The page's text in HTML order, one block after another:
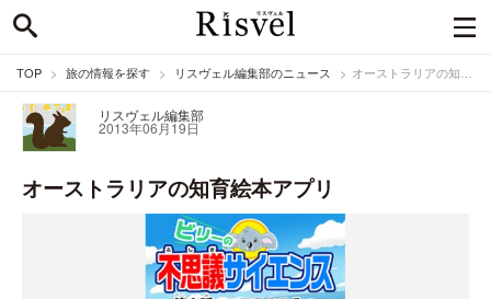
TOP 旅の情報を探す リスヴェル編集部のニュース オーストラリアの知育絵本アプリ
リスヴェル編集部
2013年06月19日
オーストラリアの知育絵本アプリ